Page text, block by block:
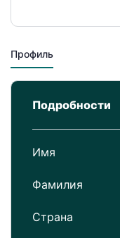
Профиль
Подробности
Имя
Фамилия
Страна